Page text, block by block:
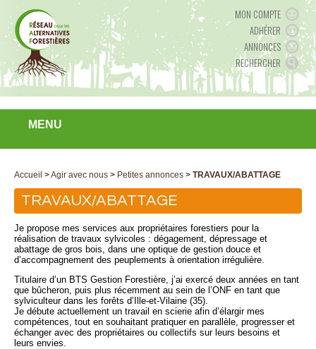
MON COMPTE
ADHÉRER
ANNONCES
RECHERCHER
MENU
Accueil >Agir avec nous > Petites annonces > TRAVAUX/ABATTAGE
TRAVAUX/ABATTAGE
Je propose mes services aux propriétaires forestiers pour la
réalisation de travaux sylvicoles : dégagement, dépressage et
abattage de gros bois, dans une optique de gestion douce et
d’accompagnement des peuplements à orientation irrégulière.
Titulaire d’un BTS Gestion Forestière, j’ai exercé deux années en tant
que bûcheron, puis plus récemment au sein de l’ONF en tant que
sylviculteur dans les forêts d’Ille-et-Vilaine (35).
Je débute actuellement un travail en scierie afin d’élargir mes
compétences, tout en souhaitant pratiquer en parallèle, progresser et
échanger avec des propriétaires ou collectifs sur leurs besoins et
leurs envies.